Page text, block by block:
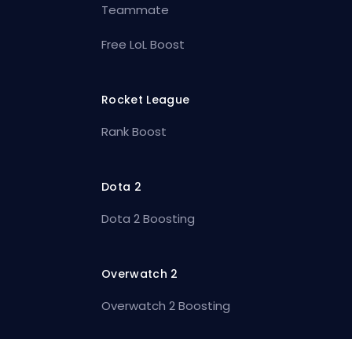
Teammate
Free LoL Boost
Rocket League
Rank Boost
Dota 2
Dota 2 Boosting
Overwatch 2
Overwatch 2 Boosting